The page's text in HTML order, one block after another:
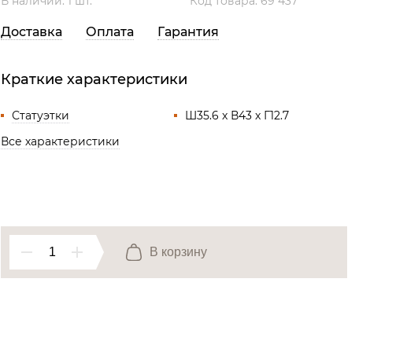
Все разделы
Доставка Оплата Гарантия
Краткие характеристики
Статуэтки
Ш35.6 x В43 x Г12.7
Все характеристики
В корзину